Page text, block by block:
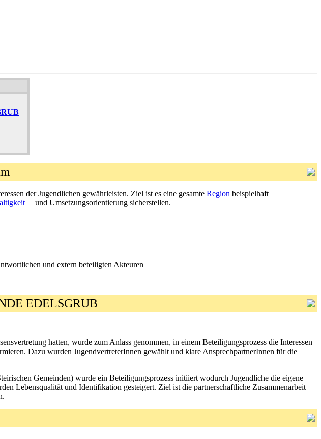
der Jugendlichen gewährleisten. Ziel ist es eine gesamte Region beispielhaft
und Umsetzungsorientierung sicherstellen.
und extern beteiligten Akteuren
EDELSGRUB
hatten, wurde zum Anlass genommen, in einem Beteiligungsprozess die Interessen
Dazu wurden JugendvertreterInnen gewählt und klare AnsprechpartnerInnen für die
Gemeinden) wurde ein Beteiligungsprozess initiiert wodurch Jugendliche die eigene
Lebensqualität und Identifikation gesteigert. Ziel ist die partnerschaftliche Zusammenarbeit